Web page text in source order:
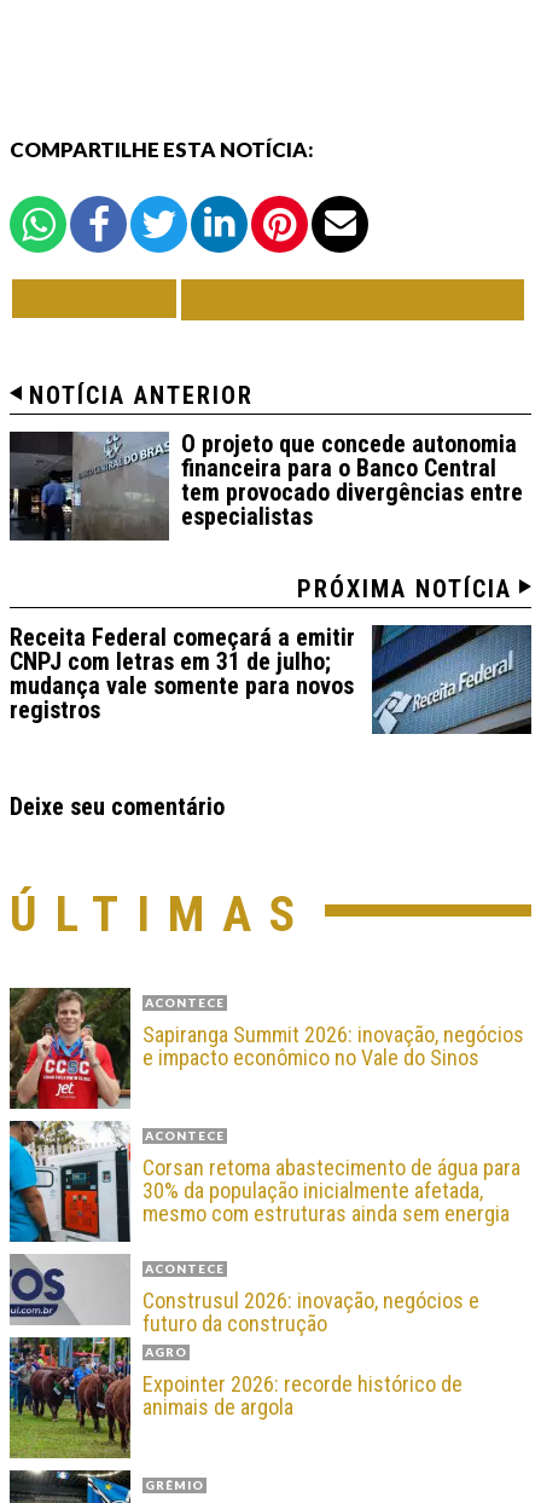
COMPARTILHE ESTA NOTÍCIA:
NOTÍCIA ANTERIOR
O projeto que concede autonomia
financeira para o Banco Central
tem provocado divergências entre
especialistas
PRÓXIMA NOTÍCIA
Receita Federal começará a emitir
CNPJ com letras em 31 de julho;
mudança vale somente para novos
registros
Deixe seu comentário
ÚLTIMAS
ACONTECE
Sapiranga Summit 2026: inovação, negócios
e impacto econômico no Vale do Sinos
ACONTECE
Corsan retoma abastecimento de água para
30% da população inicialmente afetada,
mesmo com estruturas ainda sem energia
ACONTECE
Construsul 2026: inovação, negócios e
futuro da construção
AGRO
Expointer 2026: recorde histórico de
animais de argola
GRÊMIO